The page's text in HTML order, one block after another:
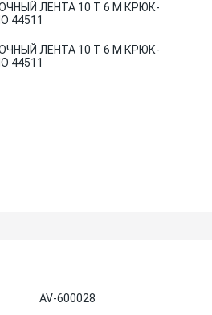
ЛЕНТА 10 Т 6 М КРЮК-
44511
ЛЕНТА 10 Т 6 М КРЮК-
44511
AV-600028